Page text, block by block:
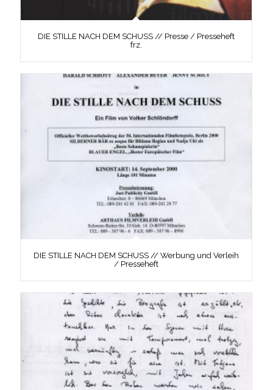
DIE STILLE NACH DEM SCHUSS // Presse / Presseheft
frz.
DIE STILLE NACH DEM SCHUSS // Werbung und Verleih
/ Presseheft